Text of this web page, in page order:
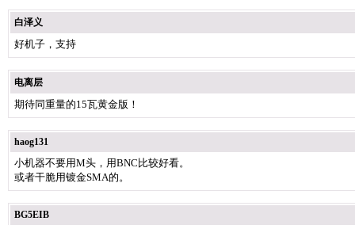
白泽义
好机子，支持
电离层
期待同重量的15瓦黄金版！
haog131
小机器不要用M头，用BNC比较好看。
或者干脆用镀金SMA的。
BG5EIB